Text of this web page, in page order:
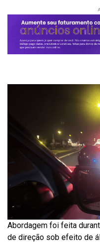
Abordagem foi feita
de direção sob efeito de